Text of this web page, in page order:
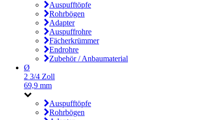
Auspufftöpfe
Rohrbögen
Adapter
Auspuffrohre
Fächerkrümmer
Endrohre
Zubehör / Anbaumaterial
Ø
2 3/4 Zoll
69,9 mm
Auspufftöpfe
Rohrbögen